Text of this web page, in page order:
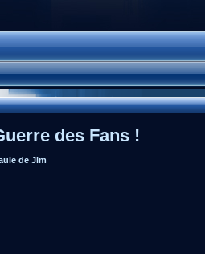
des Fans !
de Jim